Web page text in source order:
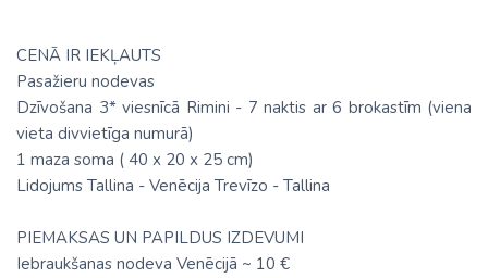
CENĀ IR IEKĻAUTS
Pasažieru nodevas
Dzīvošana 3* viesnīcā Rimini - 7 naktis ar 6 brokastīm (viena
vieta divvietīga numurā)
1 maza soma ( 40 х 20 х 25 cm)
Lidojums Tallina - Venēcija Trevīzo - Tallina
PIEMAKSAS UN PAPILDUS IZDEVUMI
Iebraukšanas nodeva Venēcijā ~ 10 €